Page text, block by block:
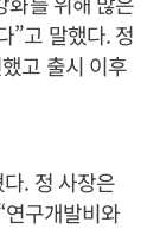
”고 말했다. 정
고 출시 이후
. 정 사장은
구개발비와